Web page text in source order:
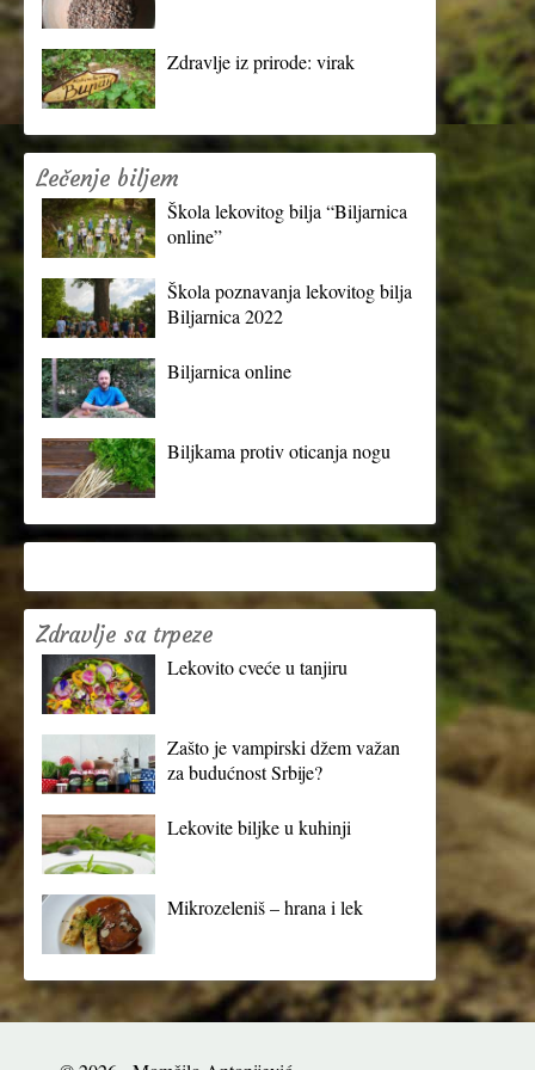
Zdravlje iz prirode: virak
Lečenje biljem
Škola lekovitog bilja “Biljarnica
online”
Škola poznavanja lekovitog bilja
Biljarnica 2022
Biljarnica online
Biljkama protiv oticanja nogu
Zdravlje sa trpeze
Lekovito cveće u tanjiru
Zašto je vampirski džem važan
za budućnost Srbije?
Lekovite biljke u kuhinji
Mikrozeleniš – hrana i lek